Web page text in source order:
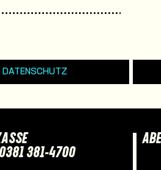
DATENSCHUTZ
0381 381-4700